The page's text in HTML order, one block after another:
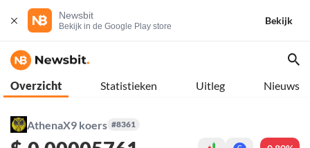
Newsbit
Bekijk in de Google Play store
Bekijk
Overzicht Statistieken Uitleg Nieuws
AthenaX9 koers #8361